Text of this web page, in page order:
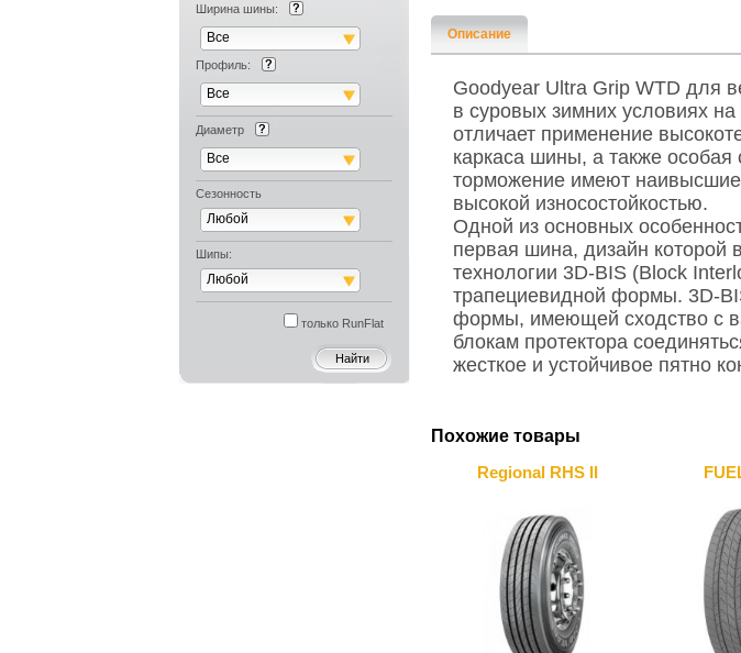
Ширина шины:
Все
Профиль:
Все
Диаметр
Все
Сезонность
Любой
Шипы:
Любой
только RunFlat
Описание
Goodyear Ultra Grip WTD для
в суровых зимних условиях
отличает применение
каркаса шины, а также особая
торможение имеют наивысшие
высокой износостойкостью.
Одной из основных
первая шина, дизайн которой
технологии 3D-BIS (Block
трапециевидной формы. 3D-
формы, имеющей сходство с
блокам протектора
жесткое и устойчивое пятно
Похожие товары
Regional RHS II